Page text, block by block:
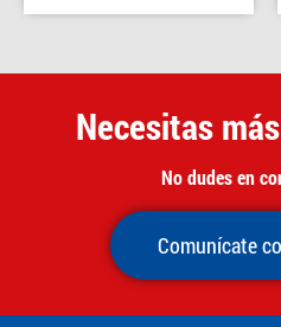
Necesitas
No dudes en
Comunícate